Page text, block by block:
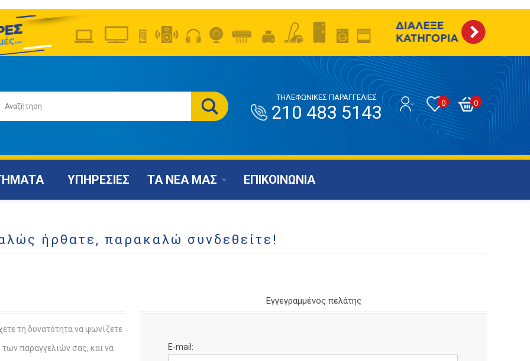
0
0
ΤΗΛΕΦΩΝΙΚΕΣ ΠΑΡΑΓΓΕΛΙΕΣ
210 483 5143
ΥΠΗΡΕΣΙΕΣ ΤΑ ΝΕΑ ΜΑΣ ΕΠΙΚΟΙΝΩΝΙΑ
ήρθατε, παρακαλώ συνδεθείτε!
τη δυνατότητα να ψωνίζετε
των παραγγελιών σας, και να
Εγγεγραμμένος πελάτης
E-mail: